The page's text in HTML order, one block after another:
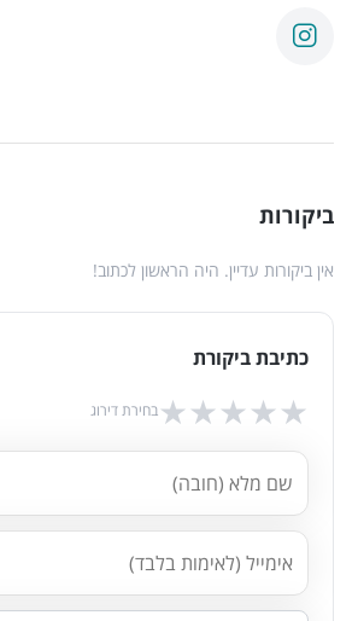
ביקורות
אין ביקורות עדיין. היה הראשון לכתוב!
כתיבת ביקורת
★★★★★ בחירת דירוג